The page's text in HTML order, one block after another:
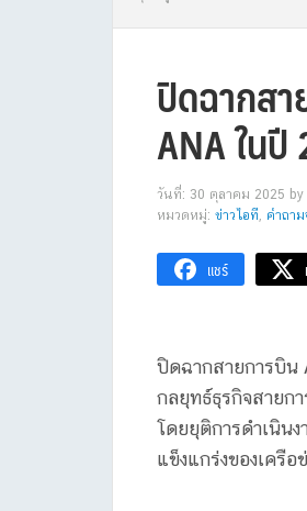
ปิดฉากสา
ANA ใน
วันที่: 30 ตุลาคม 2025 by
หมวดหมู่: ข่าวไอที, คำถา
แชร์
ปิดฉากสายการบิน
กลยุทธ์ธุรกิจสายก
โดยยุติการดำเนิน
แข็งแกร่งของเครือ